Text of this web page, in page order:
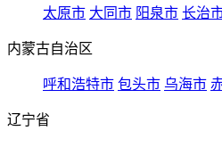
太原市 大同市 阳泉市 长治
内蒙古自治区
呼和浩特市 包头市 乌海市
辽宁省